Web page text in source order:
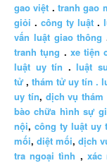
gao việt .tranh gao
giỏi . công ty luật.
vấn luật giao thông
tranh tụng . xe tiện
luật uy tín .luật
tử ,thám tử uy tín .
uy tín, dịch vụ
bào chữa hình sự
nội,công ty luật uy
mối,diệt mối,dịch
tra ngoại tình , xác